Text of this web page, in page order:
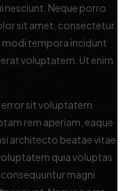
nesciunt. Neque porro
sit amet, consectetur,
modi tempora incidunt
voluptatem. Ut enim
error sit voluptatem
rem aperiam, eaque
architecto beatae vitae
quia voluptas
magni